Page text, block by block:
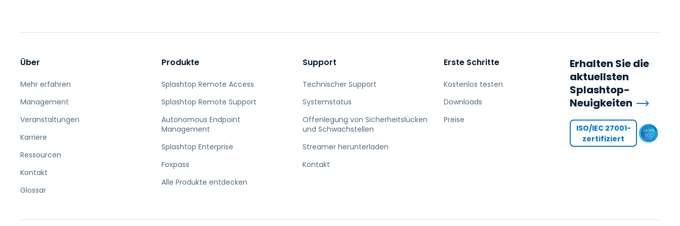
Fernzugriff auf Computer
einer Einrichtung
Endpunkt-Sicherheit
Alle Bedürfnisse
entdecken
Alle Branchen entdecken
Über
Mehr erfahren
Management
Veranstaltungen
Karriere
Ressourcen
Kontakt
Glossar
Produkte
Splashtop Remote Access
Splashtop Remote Support
Autonomous Endpoint
Management
Splashtop Enterprise
Foxpass
Alle Produkte entdecken
Support
Technischer Support
Systemstatus
Offenlegung von Sicherheitslücken
und Schwachstellen
Streamer herunterladen
Kontakt
Erste Schritte
Kostenlos testen
Downloads
Preise
Erhalten Sie die
aktuellsten
Splashtop-
Neuigkeiten
ISO/IEC 27001-
zertifiziert